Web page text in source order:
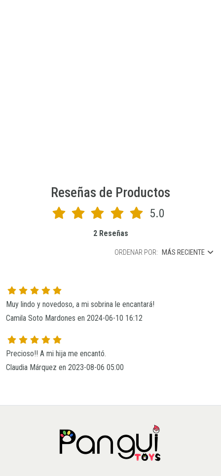
Reseñas de Productos
5.0
2 Reseñas
ORDENAR POR: MÁS RECIENTE
Camila Soto Mardones en 2024-06-10 16:12
Precioso!! A mi hija me encantó.
Claudia Márquez en 2023-08-06 05:00